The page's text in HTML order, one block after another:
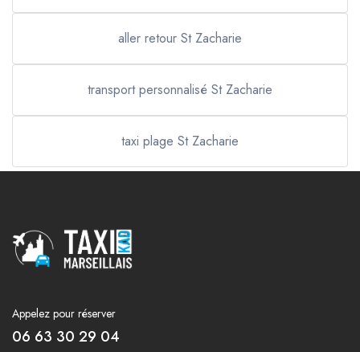
aller retour St Zacharie
transport personnalisé St Zacharie
taxi plage St Zacharie
Appelez pour réserver
06 63 30 29 04